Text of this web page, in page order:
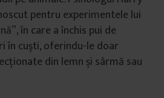
pentru experimentele lui
în care a închis pui de
în cuști, oferindu-le doar
din lemn și sârmă sau